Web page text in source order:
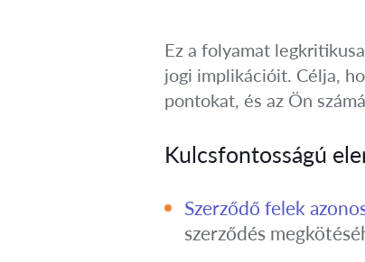
Ez a folyamat
jogi implikációit. Célja,
pontokat, és az Ön
Kulcsfontosságú
Szerződő felek
szerződés